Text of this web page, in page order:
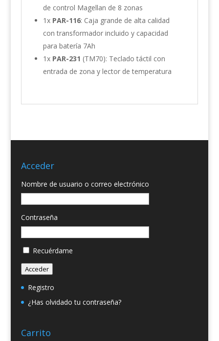
de control Magellan de 8 zonas
1x PAR-116: Caja grande de alta calidad
con transformador incluido y capacidad
para batería 7Ah
1x PAR-231 (TM70): Teclado táctil con
entrada de zona y lector de temperatura
Acceder
Nombre de usuario o correo electrónico
Contraseña
Recuérdame
Acceder
Registro
¿Has olvidado tu contraseña?
Carrito